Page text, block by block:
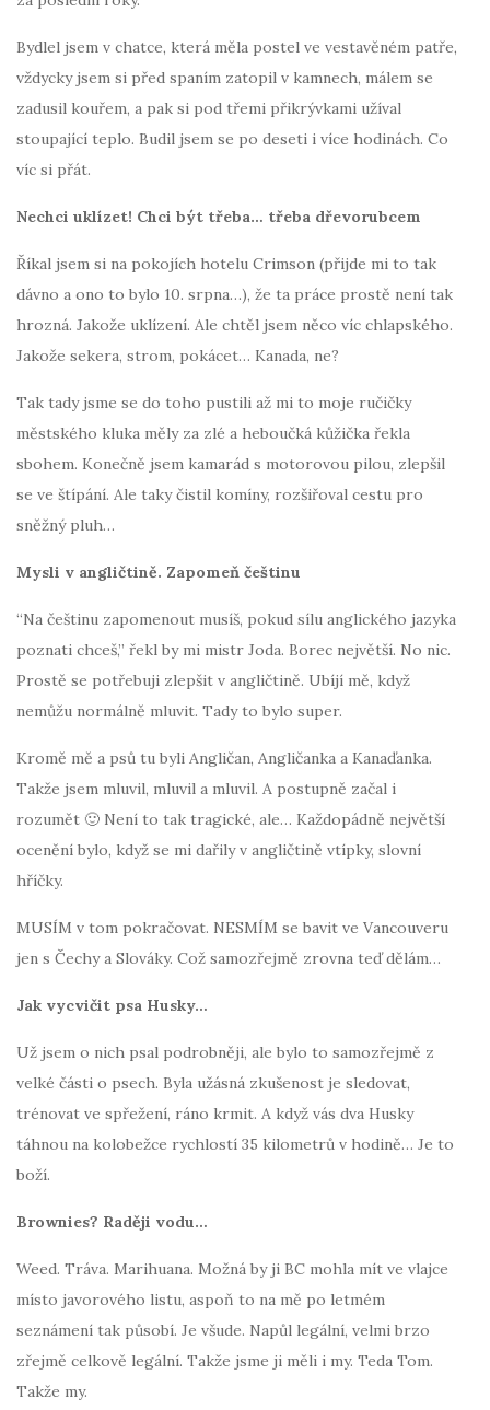
Bydlel jsem v chatce, která měla postel ve vestavěném patře,
vždycky jsem si před spaním zatopil v kamnech, málem se
zadusil kouřem, a pak si pod třemi přikrývkami užíval
stoupající teplo. Budil jsem se po deseti i více hodinách. Co
víc si přát.
Nechci uklízet! Chci být třeba… třeba dřevorubcem
Říkal jsem si na pokojích hotelu Crimson (přijde mi to tak
dávno a ono to bylo 10. srpna…), že ta práce prostě není tak
hrozná. Jakože uklízení. Ale chtěl jsem něco víc chlapského.
Jakože sekera, strom, pokácet… Kanada, ne?
Tak tady jsme se do toho pustili až mi to moje ručičky
městského kluka měly za zlé a heboučká kůžička řekla
sbohem. Konečně jsem kamarád s motorovou pilou, zlepšil
se ve štípání. Ale taky čistil komíny, rozšiřoval cestu pro
sněžný pluh…
Mysli v angličtině. Zapomeň češtinu
“Na češtinu zapomenout musíš, pokud sílu anglického jazyka
poznati chceš,” řekl by mi mistr Joda. Borec největší. No nic.
Prostě se potřebuji zlepšit v angličtině. Ubíjí mě, když
nemůžu normálně mluvit. Tady to bylo super.
Kromě mě a psů tu byli Angličan, Angličanka a Kanaďanka.
Takže jsem mluvil, mluvil a mluvil. A postupně začal i
rozumět 🙂 Není to tak tragické, ale… Každopádně největší
ocenění bylo, když se mi dařily v angličtině vtípky, slovní
hříčky.
MUSÍM v tom pokračovat. NESMÍM se bavit ve Vancouveru
jen s Čechy a Slováky. Což samozřejmě zrovna teď dělám…
Jak vycvičit psa Husky…
Už jsem o nich psal podrobněji, ale bylo to samozřejmě z
velké části o psech. Byla užásná zkušenost je sledovat,
trénovat ve spřežení, ráno krmit. A když vás dva Husky
táhnou na kolobežce rychlostí 35 kilometrů v hodině… Je to
boží.
Brownies? Raději vodu…
Weed. Tráva. Marihuana. Možná by ji BC mohla mít ve vlajce
místo javorového listu, aspoň to na mě po letmém
seznámení tak působí. Je všude. Napůl legální, velmi brzo
zřejmě celkově legální. Takže jsme ji měli i my. Teda Tom.
Takže my.